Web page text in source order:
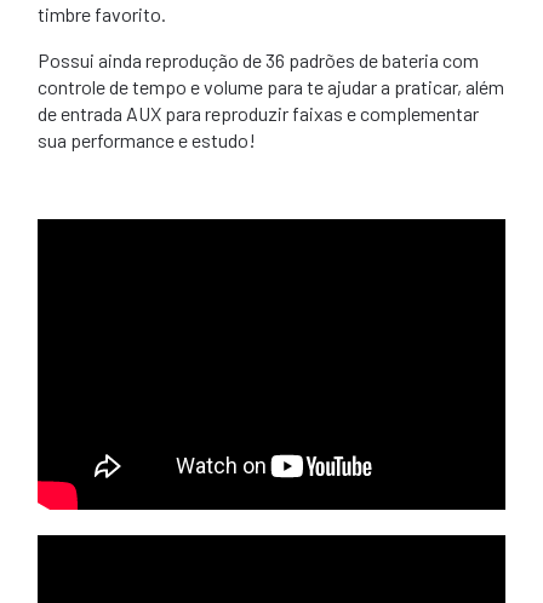
timbre favorito.
Possui ainda reprodução de 36 padrões de bateria com
controle de tempo e volume para te ajudar a praticar, além
de entrada AUX para reproduzir faixas e complementar
sua performance e estudo!